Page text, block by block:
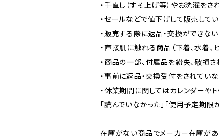
・手直し（すそ上げ等）やお洗濯をさ
・セールなどで値下げして販売して
・販売する際に返品・交換ができな
・直接肌に触れる商品（下着、水着、
・商品の一部、付属品を紛失、破損
・事前に返品・交換受付をされてい
・休業期間に関してはカレンダーや
「読んでいなかった」「使用予定期
在庫がない商品でメーカー在庫があ